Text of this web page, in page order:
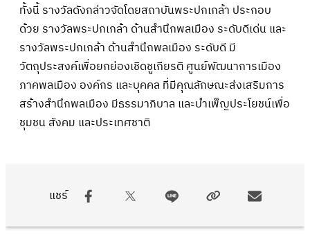
แชร์
ทั้งนี้ รางวัลดังกล่าวจัดโดยสถาบันพระปกเกล้า ประกอบ
ด้วย รางวัลพระปกเกล้า ด้านสำนึกพลเมือง ระดับดีเด่น และ
รางวัลพระปกเกล้า ด้านสำนึกพลเมือง ระดับดี มี
วัตถุประสงค์เพื่อยกย่องเชิดชูเกียรติ ศูนย์พัฒนาการเมือง
ภาคพลเมือง องค์กร และบุคคล ที่มีคุณลักษณะส่งเสริมการ
สร้างสำนึกพลเมือง มีธรรมาภิบาล และบำเพ็ญประโยชน์เพื่อ
ชุมชน สังคม และประเทศชาติ